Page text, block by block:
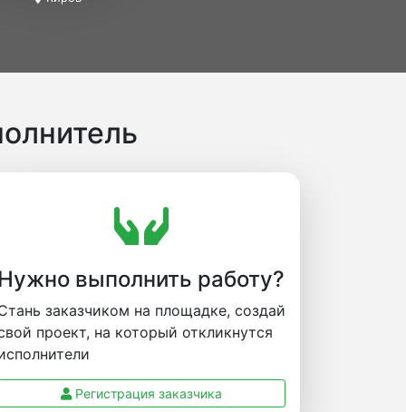
выполнить работу?
заказчиком на площадке, создай
проект, на который откликнутся
Регистрация заказчика